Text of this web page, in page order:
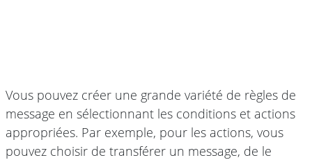
Vous pouvez créer une grande variété de règles de
message en sélectionnant les conditions et actions
appropriées. Par exemple, pour les actions, vous
pouvez choisir de transférer un message, de le